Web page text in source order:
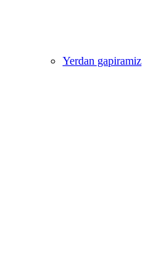
Yerdan gapiramiz